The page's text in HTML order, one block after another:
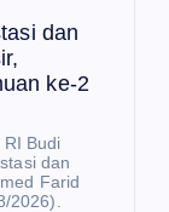
dan
ke-2
Budi
dan
Farid
2026).